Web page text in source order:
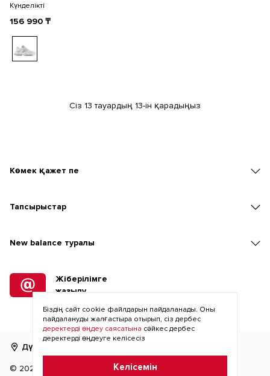
Күнделікті
156 990 ₸
Сіз 13 тауардың 13-ін қарадыңыз
Көмек қажет пе
Тапсырыстар
New balаnce туралы
Жіберілімге
жазылу
Дүкенді табу
© 2026
Біздің сайт cookie файлдарын пайдаланады. Оны
пайдалануды жалғастыра отырып, сіз дербес
деректерді өңдеу саясатына сәйкес дербес
деректерді өңдеуге келісесіз
Келісемін